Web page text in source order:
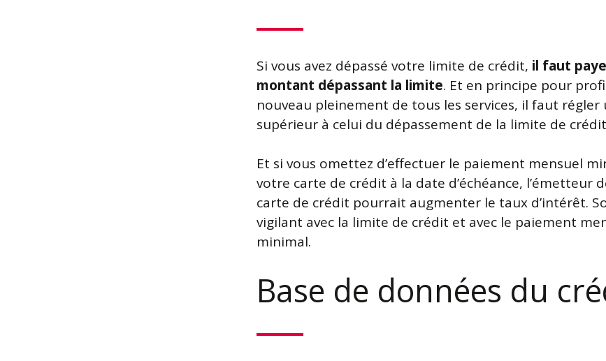
Si vous avez dépassé votre limite de crédit, il faut
montant dépassant la limite. Et en principe pour
nouveau pleinement de tous les services, il faut
supérieur à celui du dépassement de la limite de
Et si vous omettez d’effectuer le paiement mensuel
votre carte de crédit à la date d’échéance, l’émetteur
carte de crédit pourrait augmenter le taux d’intérêt.
vigilant avec la limite de crédit et avec le paiement
minimal.
Base de données du